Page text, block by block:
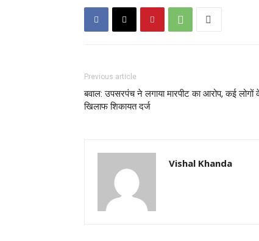
Previous article
बवाल: उपसरपंच ने लगाया मारपीट का आरोप, कई लोगों
खिलाफ शिकायत दर्ज
Vishal Khanda